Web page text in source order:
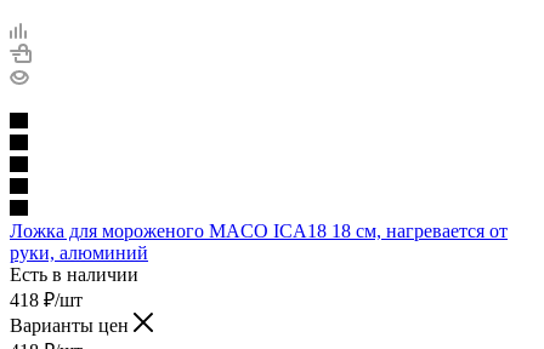
Ложка для мороженого MACO ICA18 18 см, нагревается от
руки, алюминий
Есть в наличии
418 ₽/шт
Варианты цен